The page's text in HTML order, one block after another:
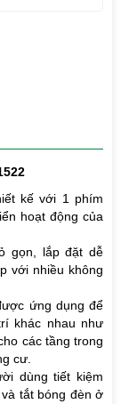
kế với 1 phím
hoạt động của
gọn, lắp đặt dễ
với nhiều không
ứng dụng để
khác nhau như
các tầng trong
cư.
dùng tiết kiệm
tắt bóng đèn ở